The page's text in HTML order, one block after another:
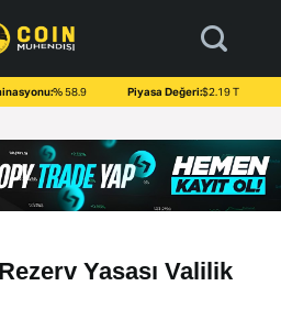
% 58.9 Piyasa Değeri:$2.19 T
Yasası Valilik